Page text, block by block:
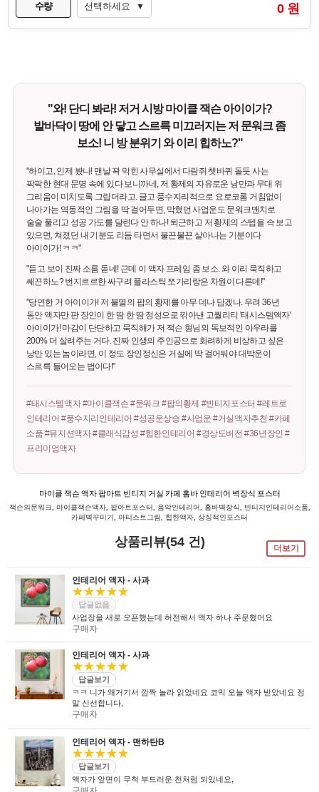
수량 선택하세요 ▼ 0 원
"와! 단디 봐라! 저거 시방 마이클 잭슨 아이이가?
발바닥이 땅에 안 닿고 스르륵 미끄러지는 저 문워크 좀
보소! 니 방 분위기 와 이리 힙하노?"
"하이고, 인제 봤나! 맨날 꽉 막힌 사무실에서 다람쥐 쳇바퀴 돌듯 사는
팍팍한 현대 문명 속에 있다 보니까네, 저 황제의 자유로운 낭만과 무대 위
그리움이 미치도록 그립더라고. 글고 풍수지리적으로 요로코롬 거침없이
나아가는 역동적인 그림을 딱 걸어두면, 막혔던 사업운도 문워크맨치로
술술 풀리고 성공 가도를 달린다 안 하나! 퇴근하고 저 황제의 스텝을 슥 보고
있으면, 쳐졌던 내 기분도 리듬 타면서 불끈불끈 살아나는 기분이다
아이이가! ㅋㅋ"
"듣고 보이 진짜 소름 돋네! 근데 이 액자 프레임 좀 보소. 와 이리 묵직하고
쌔끈하노? 번지르르한 싸구려 플라스틱 쪼가리랑은 차원이 다른데!"
"당연한 거 아이이가! 저 불멸의 팝의 황제를 아무 데나 담겠나. 무려 36년
동안 액자만 판 장인이 한 땀 한 땀 정성으로 깎아낸 고퀄리티 '태시스템액자'
아이이가! 마감이 단단하고 묵직해가 저 잭슨 형님의 독보적인 아우라를
200% 더 살려주는 거다. 진짜 인생의 주인공으로 화려하게 비상하고 싶은
낭만 있는 놈이라면, 이 정도 장인정신은 거실에 딱 걸어둬야 대박운이
스르륵 들어오는 법이다!"
#태시스템액자 #마이클잭슨 #문워크 #팝의황제 #빈티지포스터 #레트로
인테리어 #풍수지리인테리어 #성공운상승 #사업운 #거실액자추천 #카페
소품 #뮤지션액자 #클래식감성 #힙한인테리어 #경상도버전 #36년장인 #
프리미엄액자
마이클 잭슨 액자 팝아트 빈티지 거실 카페 홈바 인테리어 벽장식 포스터
잭슨의문워크, 마이클잭슨액자, 팝아트포스터, 음악인테리어, 홈바벽장식, 빈티지인테리어소품,
카페벽꾸미기, 아티스트그림, 힙한액자, 상징적인포스터
상품리뷰(54 건) 더보기
인테리어 액자 - 사과
★★★★★
답글없음
사업장을 새로 오픈했는데 허전해서 액자 하나 주문했어요
구매자
인테리어 액자 - 사과
★★★★★
답글보기
ㅋㅋ 니가 왜거기서 깜짝 놀라 읽었네요 코믹 오늘 액자 받았네요 정
말 신선합니다,
구매자
인테리어 액자 - 맨하탄B
★★★★★
답글보기
액자가 앞면이 무척 부드러운 천처럼 되있네요,